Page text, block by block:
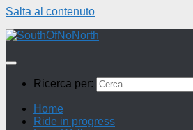
Salta al contenuto
Ricerca per:
Home
Ride in progress